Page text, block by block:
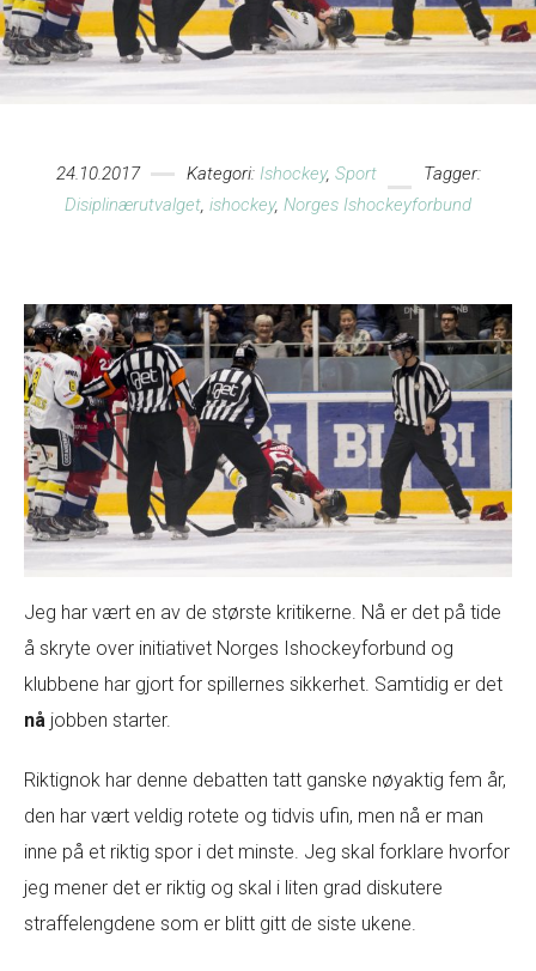
24.10.2017 Kategori: Ishockey, Sport
Tagger:
Disiplinærutvalget, ishockey, Norges Ishockeyforbund
Jeg har vært en av de største kritikerne. Nå er det på tide
å skryte over initiativet Norges Ishockeyforbund og
klubbene har gjort for spillernes sikkerhet. Samtidig er det
nå jobben starter.
Riktignok har denne debatten tatt ganske nøyaktig fem år,
den har vært veldig rotete og tidvis ufin, men nå er man
inne på et riktig spor i det minste. Jeg skal forklare hvorfor
jeg mener det er riktig og skal i liten grad diskutere
straffelengdene som er blitt gitt de siste ukene.